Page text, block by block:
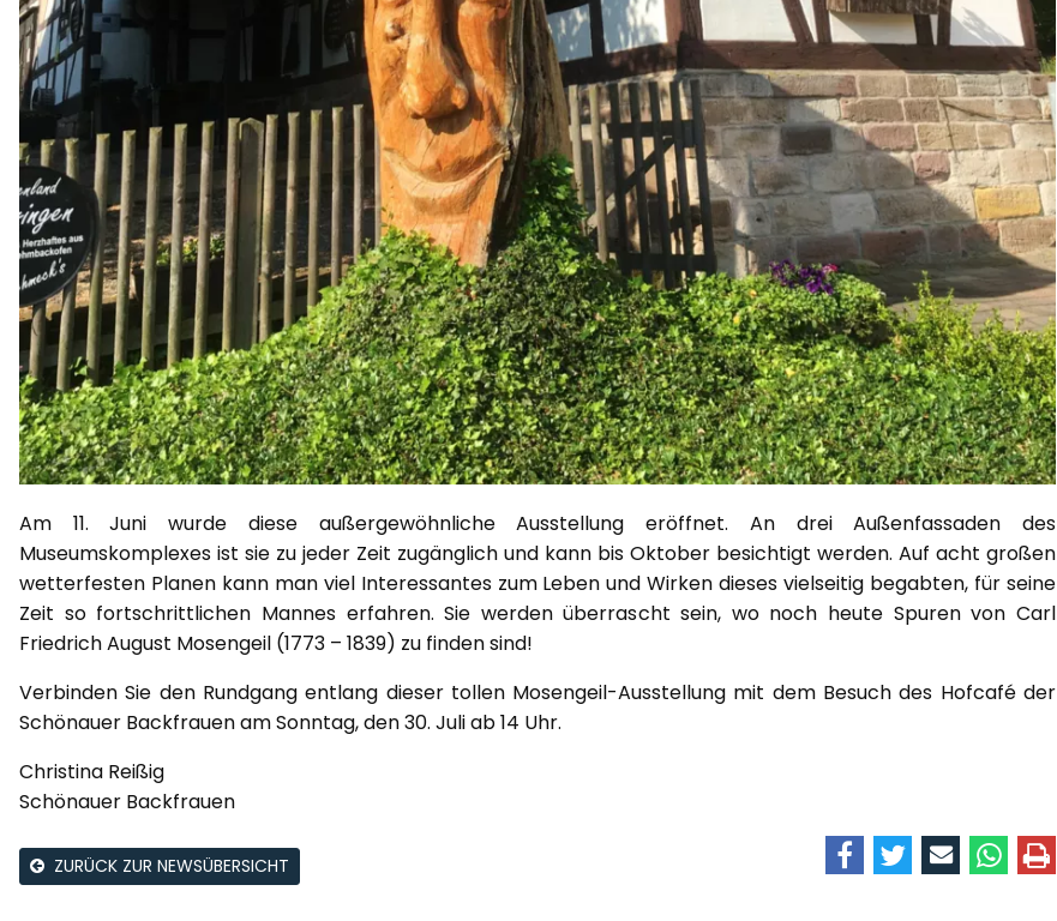
Am 11. Juni wurde diese außergewöhnliche Ausstellung eröffnet. An drei Außenfassaden des
Museumskomplexes ist sie zu jeder Zeit zugänglich und kann bis Oktober besichtigt werden. Auf acht großen
wetterfesten Planen kann man viel Interessantes zum Leben und Wirken dieses vielseitig begabten, für seine
Zeit so fortschrittlichen Mannes erfahren. Sie werden überrascht sein, wo noch heute Spuren von Carl
Friedrich August Mosengeil (1773 – 1839) zu finden sind!
Verbinden Sie den Rundgang entlang dieser tollen Mosengeil-Ausstellung mit dem Besuch des Hofcafé der
Schönauer Backfrauen am Sonntag, den 30. Juli ab 14 Uhr.
Christina Reißig
Schönauer Backfrauen
ZURÜCK ZUR NEWSÜBERSICHT